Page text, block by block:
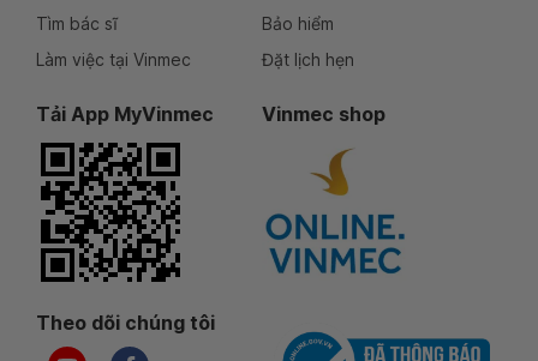
Tìm bác sĩ
Làm việc tại Vinmec
Bảo hiểm
Đặt lịch hẹn
Tải App MyVinmec Vinmec shop
Theo dõi chúng tôi